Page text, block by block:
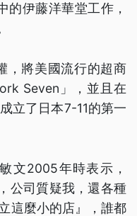
的伊藤洋華堂工作，
，將美國流行的超商
Seven」，並且在
立了日本7-11的第一
文2005年時表示，
公司質疑我，還各種
這麼小的店』，誰都